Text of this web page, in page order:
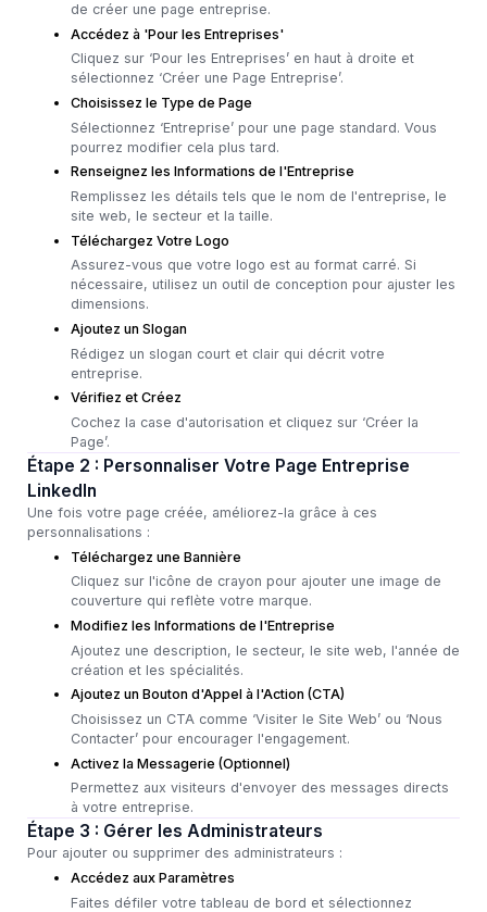
de créer une page entreprise.
Accédez à 'Pour les Entreprises'
Cliquez sur ‘Pour les Entreprises’ en haut à droite et
sélectionnez ‘Créer une Page Entreprise’.
Choisissez le Type de Page
Sélectionnez ‘Entreprise’ pour une page standard. Vous
pourrez modifier cela plus tard.
Renseignez les Informations de l'Entreprise
Remplissez les détails tels que le nom de l'entreprise, le
site web, le secteur et la taille.
Téléchargez Votre Logo
Assurez-vous que votre logo est au format carré. Si
nécessaire, utilisez un outil de conception pour ajuster les
dimensions.
Ajoutez un Slogan
Rédigez un slogan court et clair qui décrit votre
entreprise.
Vérifiez et Créez
Cochez la case d'autorisation et cliquez sur ‘Créer la
Page’.
Étape 2 : Personnaliser Votre Page Entreprise
LinkedIn
Une fois votre page créée, améliorez-la grâce à ces
personnalisations :
Téléchargez une Bannière
Cliquez sur l'icône de crayon pour ajouter une image de
couverture qui reflète votre marque.
Modifiez les Informations de l'Entreprise
Ajoutez une description, le secteur, le site web, l'année de
création et les spécialités.
Ajoutez un Bouton d'Appel à l'Action (CTA)
Choisissez un CTA comme ‘Visiter le Site Web’ ou ‘Nous
Contacter’ pour encourager l'engagement.
Activez la Messagerie (Optionnel)
Permettez aux visiteurs d'envoyer des messages directs
à votre entreprise.
Étape 3 : Gérer les Administrateurs
Pour ajouter ou supprimer des administrateurs :
Accédez aux Paramètres
Faites défiler votre tableau de bord et sélectionnez